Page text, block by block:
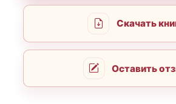
Скачать
Оставить